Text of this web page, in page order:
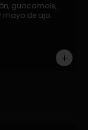
guacamole,
mayo de ajo.